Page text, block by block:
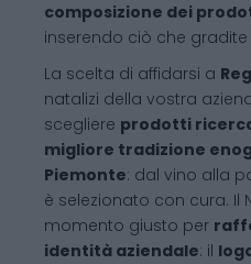
composizione dei
inserendo ciò che gradite
La scelta di affidarsi a
natalizi della vostra
scegliere prodotti
migliore tradizione
Piemonte: dal vino alla
è selezionato con cura. Il
momento giusto per
identità aziendale: il